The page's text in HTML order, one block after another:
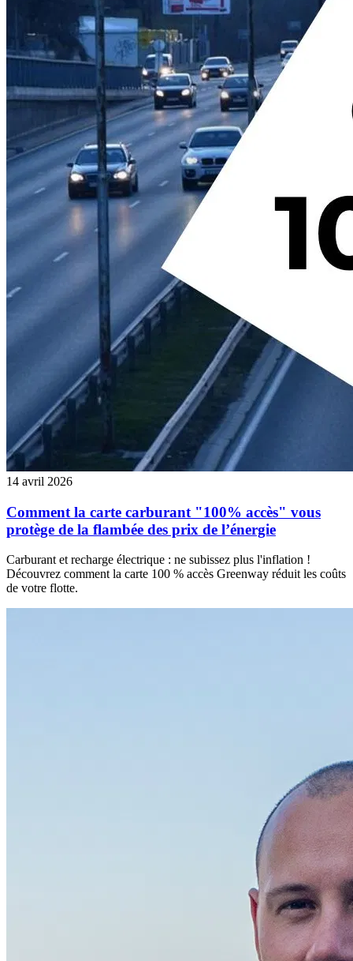
14 avril 2026
Comment la carte carburant "100% accès" vous
protège de la flambée des prix de l’énergie
Carburant et recharge électrique : ne subissez plus l'inflation !
Découvrez comment la carte 100 % accès Greenway réduit les coûts
de votre flotte.